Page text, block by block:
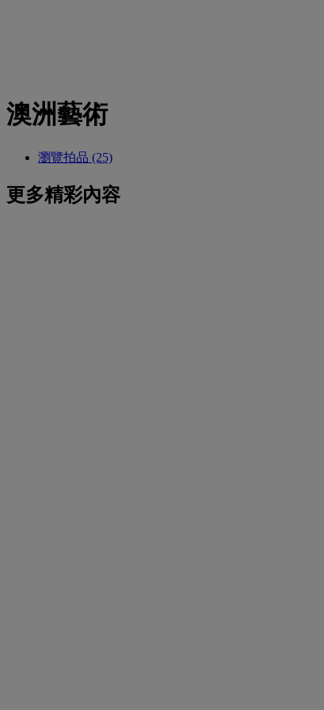
澳洲藝術
瀏覽拍品 (25)
更多精彩內容